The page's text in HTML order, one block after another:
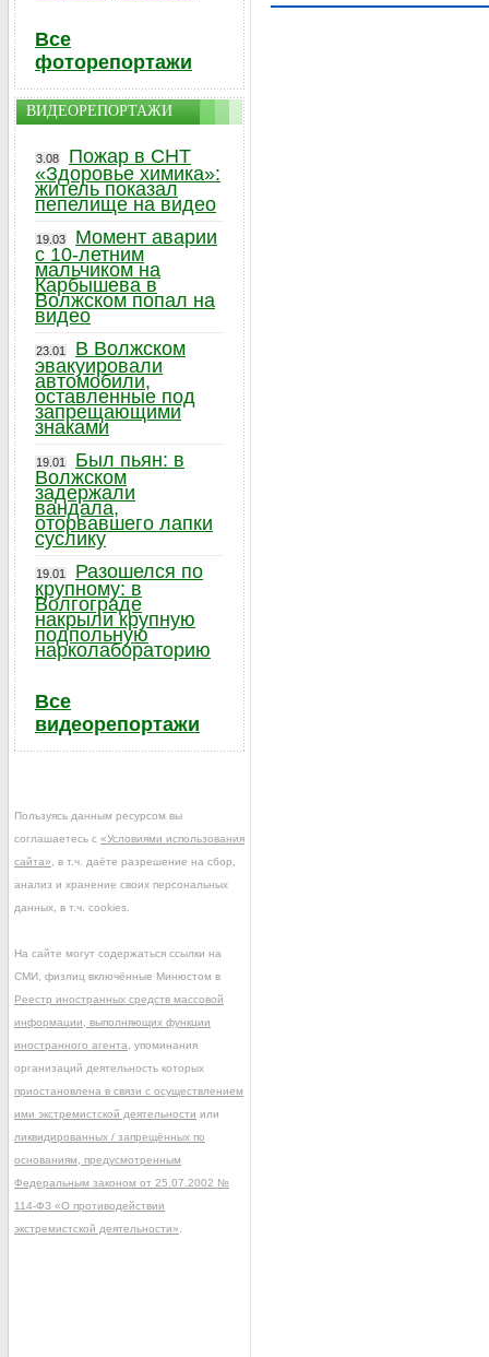
Все
фоторепортажи
ВИДЕОРЕПОРТАЖИ
3.08
Пожар в СНТ
«Здоровье химика»:
житель показал
пепелище на видео
19.03
Момент аварии
с 10-летним
мальчиком на
Карбышева в
Волжском попал на
видео
23.01
В Волжском
эвакуировали
автомобили,
оставленные под
запрещающими
знаками
19.01
Был пьян: в
Волжском
задержали
вандала,
оторвавшего лапки
суслику
19.01
Разошелся по
крупному: в
Волгограде
накрыли крупную
подпольную
нарколабораторию
Все
видеорепортажи
Пользуясь данным ресурсом вы
соглашаетесь с «Условиями использования
сайта» , в т.ч. даёте разрешение на сбор,
анализ и хранение своих персональных
данных, в т.ч. cookies.
На сайте могут содержаться ссылки на
СМИ, физлиц включённые Минюстом в
Реестр иностранных средств массовой
информации, выполняющих функции
иностранного агента , упоминания
организаций деятельность которых
приостановлена в связи с осуществлением
ими экстремистской деятельности или
ликвидированных / запрещённых по
основаниям, предусмотренным
Федеральным законом от 25.07.2002 №
114-ФЗ «О противодействии
экстремистской деятельности»